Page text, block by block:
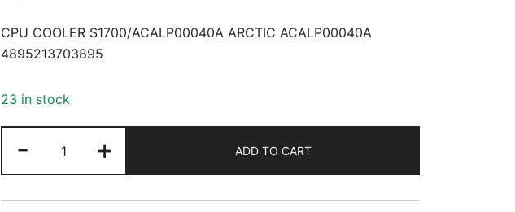
CPU COOLER S1700/ACALP00040A ARCTIC ACALP00040A
4895213703895
23 in stock
-
COOLER
S1700/ACALP00040A
ARCTIC
+ ADD TO CART